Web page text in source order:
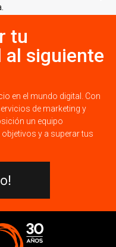
tu
al siguiente
en el mundo digital. Con
de marketing y
un equipo
y a superar tus